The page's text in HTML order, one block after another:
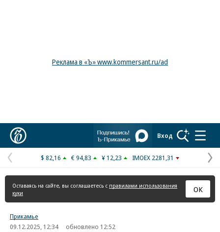
Реклама в «Ъ» www.kommersant.ru/ad
Вход
Предыдущая
страница
$ 82,16 € 94,83 ¥ 12,23 IMOEX 2281,31
Оставаясь на сайте, вы соглашаетесь с правилами использования
куки
ОК
Прикамье
09.12.2025, 12:34
обновлено 12:52